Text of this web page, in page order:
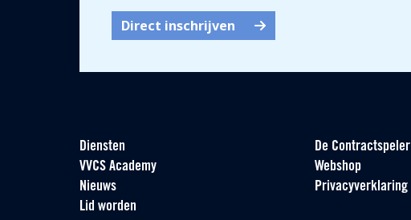
Direct inschrijven
Diensten
VVCS Academy
Nieuws
Lid worden
De Contractspeler
Webshop
Privacyverklaring